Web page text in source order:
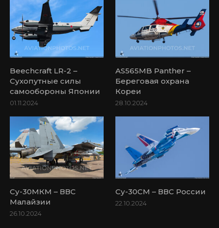
Beechcraft LR-2 –
Сухопутные силы
самообороны Японии
01.11.2024
AS565MB Panther –
Береговая охрана
Кореи
28.10.2024
Су-30МКМ – ВВС
Малайзии
26.10.2024
Су-30СМ – ВВС России
22.10.2024